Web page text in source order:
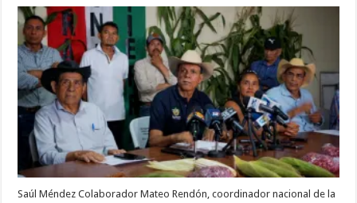
adelantada
semillas
de
alto
rendimiento
garantiza
la
cosecha:
Saúl Méndez Colaborador Mateo Rendón, coordinador nacional de la